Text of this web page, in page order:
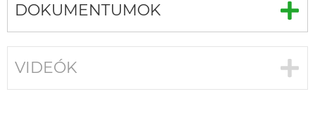
DOKUMENTUMOK
VIDEÓK